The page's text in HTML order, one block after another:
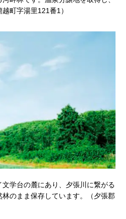
町字湯里121番1）
学台の麓にあり、夕張川に繋がる
のまま保存しています。（夕張郡